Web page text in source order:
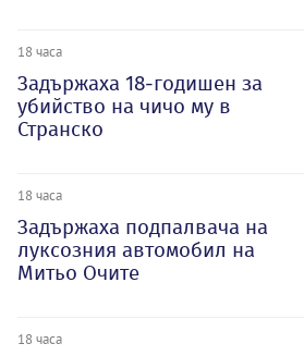
18 часа
Задържаха 18-годишен за
убийство на чичо му в
Странско
18 часа
Задържаха подпалвача на
луксозния автомобил на
Митьо Очите
18 часа